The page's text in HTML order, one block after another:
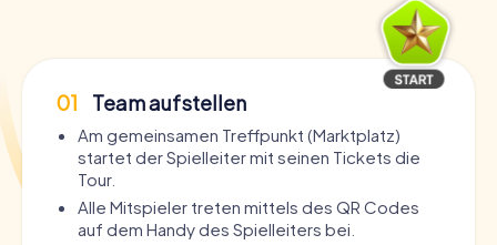
01 Team aufstellen
Am gemeinsamen Treffpunkt (Marktplatz)
startet der Spielleiter mit seinen Tickets die
Tour.
Alle Mitspieler treten mittels des QR Codes
auf dem Handy des Spielleiters bei.